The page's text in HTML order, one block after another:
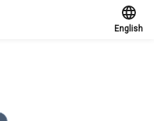
English